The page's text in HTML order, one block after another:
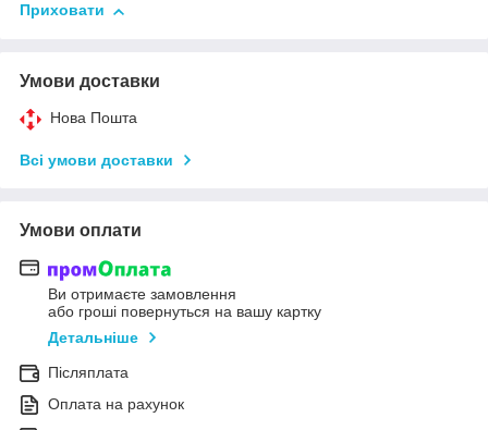
Приховати
Умови доставки
Нова Пошта
Всі умови доставки
Умови оплати
Ви отримаєте замовлення
або гроші повернуться на вашу картку
Детальніше
Післяплата
Оплата на рахунок